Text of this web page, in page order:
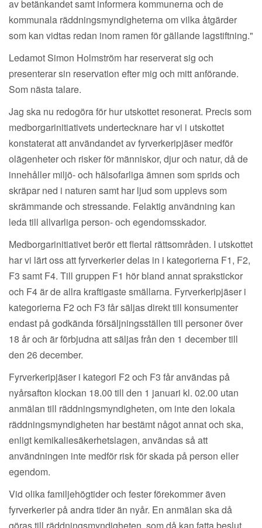
av betänkandet samt informera kommunerna och de
kommunala räddningsmyndigheterna om vilka åtgärder
som kan vidtas redan inom ramen för gällande lagstiftning."
Ledamot Simon Holmström har reserverat sig och
presenterar sin reservation efter mig och mitt anförande.
Som nästa talare.
Jag ska nu redogöra för hur utskottet resonerat. Precis som
medborgarinitiativets undertecknare har vi i utskottet
konstaterat att användandet av fyrverkeripjäser medför
olägenheter och risker för människor, djur och natur, då de
innehåller miljö- och hälsofarliga ämnen som sprids och
skräpar ned i naturen samt har ljud som upplevs som
skrämmande och stressande. Felaktig användning kan
leda till allvarliga person- och egendomsskador.
Medborgarinitiativet berör ett flertal rättsområden. I utskottet
har vi lärt oss att fyrverkerier delas in i kategorierna F1, F2,
F3 samt F4. Till gruppen F1 hör bland annat sprakstickor
och F4 är de allra kraftigaste smällarna. Fyrverkeripjäser i
kategorierna F2 och F3 får säljas direkt till konsumenter
endast på godkända försäljningsställen till personer över
18 år och är förbjudna att säljas från den 1 december till
den 26 december.
Fyrverkeripjäser i kategori F2 och F3 får användas på
nyårsafton klockan 18.00 till den 1 januari kl. 02.00 utan
anmälan till räddningsmyndigheten, om inte den lokala
räddningsmyndigheten har bestämt något annat och ska,
enligt kemikaliesäkerhetslagen, användas så att
användningen inte medför risk för skada på person eller
egendom.
Vid olika familjehögtider och fester förekommer även
fyrverkerier på andra tider än nyår. En anmälan ska då